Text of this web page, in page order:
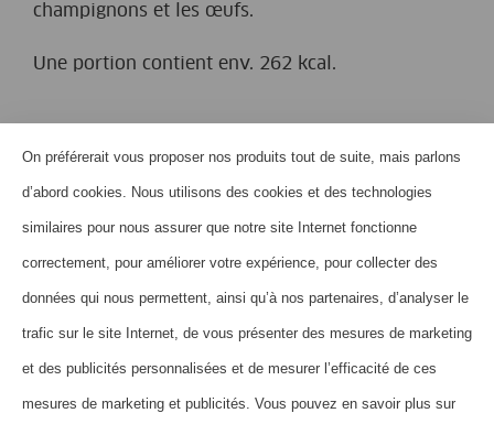
champignons et les œufs.
Une portion contient env. 262 kcal.
HOME
QUI SOMMES-NOUS?
CONTACT
FOIRE AUX QUESTIONS
NEWSLETTER
MENTIONS LÉGALES
DÉCLARATION DE PROTECTION DES
On préférerait vous proposer nos produits tout de suite, mais parlons
d’abord cookies. Nous utilisons des cookies et des technologies
similaires pour nous assurer que notre site Internet fonctionne
correctement, pour améliorer votre expérience, pour collecter des
données qui nous permettent, ainsi qu’à nos partenaires, d’analyser le
trafic sur le site Internet, de vous présenter des mesures de marketing
et des publicités personnalisées et de mesurer l’efficacité de ces
mesures de marketing et publicités. Vous pouvez en savoir plus sur